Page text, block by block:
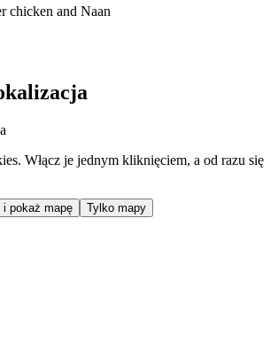
chicken and Naan
Włącz je jednym kliknięciem, a od razu się
pokaż mapę Tylko mapy